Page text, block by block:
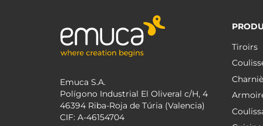
Emuca S.A.
Polígono Industrial El Oliveral c/H, 4
46394 Riba-Roja de Túria (Valencia)
CIF: A-46154704
Tiroirs